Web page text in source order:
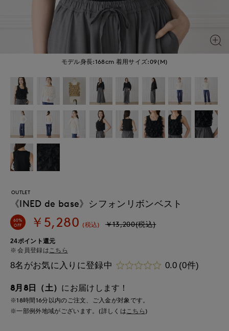
モデル身長:168cm 着用サイズ:09(M)
OUTLET
《INED de base》シフォンリボンベスト
60%
OFF ￥5,280 (税込) ￥13,200(税込)
24ポイント還元
会員登録はこちら
8名がお気に入りに登録中 0.0 (0件)
8月8日（土） にお届けします！
※18時間16分以内のご注文、ご入金が対象です。
※一部例外地域がございます。(詳しくは こちら )